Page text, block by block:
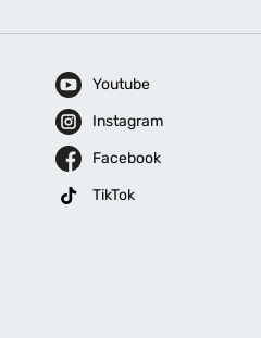
Youtube
Instagram
Facebook
TikTok